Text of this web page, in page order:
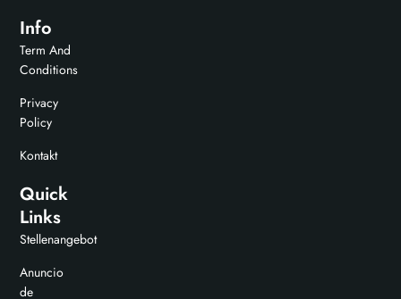
Info
Term And
Conditions
Privacy
Policy
Kontakt
Quick
Links
Stellenangebot
Anuncio
de